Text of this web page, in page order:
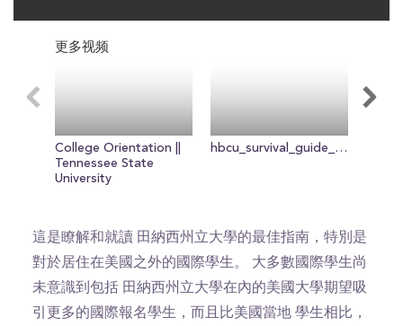
seconds
seconds
更多视频
College Orientation ||
Tennessee State
University
hbcu_survival_guide_84499681
這是瞭解和就讀 田納西州立大學的最佳指南，特別是
對於居住在美國之外的國際學生。 大多數國際學生尚
未意識到包括 田納西州立大學在內的美國大學期望吸
引更多的國際報名學生，而且比美國當地 學生相比，